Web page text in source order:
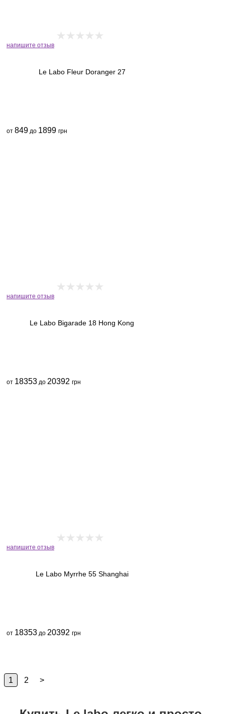
напишите отзыв
Le Labo Fleur Doranger 27
от 849 до 1899 грн
напишите отзыв
Le Labo Bigarade 18 Hong Kong
от 18353 до 20392 грн
напишите отзыв
Le Labo Myrrhe 55 Shanghai
от 18353 до 20392 грн
1 2 >